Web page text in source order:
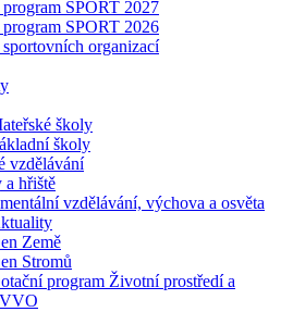
SPORT 2027
SPORT 2026
sportovních organizací
školy
školy
vzdělávání
a hřiště
vzdělávání, výchova a osvěta
Země
Stromů
program Životní prostředí a